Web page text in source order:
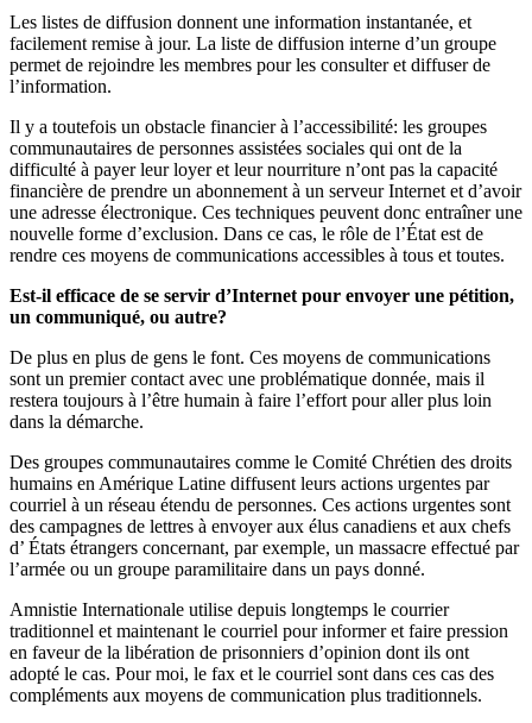
Les listes de diffusion donnent une information instantanée, et
facilement remise à jour. La liste de diffusion interne d’un groupe
permet de rejoindre les membres pour les consulter et diffuser de
l’information.
Il y a toutefois un obstacle financier à l’accessibilité: les groupes
communautaires de personnes assistées sociales qui ont de la
difficulté à payer leur loyer et leur nourriture n’ont pas la capacité
financière de prendre un abonnement à un serveur Internet et d’avoir
une adresse électronique. Ces techniques peuvent donc entraîner une
nouvelle forme d’exclusion. Dans ce cas, le rôle de l’État est de
rendre ces moyens de communications accessibles à tous et toutes.
Est-il efficace de se servir d’Internet pour envoyer une pétition,
un communiqué, ou autre?
De plus en plus de gens le font. Ces moyens de communications
sont un premier contact avec une problématique donnée, mais il
restera toujours à l’être humain à faire l’effort pour aller plus loin
dans la démarche.
Des groupes communautaires comme le Comité Chrétien des droits
humains en Amérique Latine diffusent leurs actions urgentes par
courriel à un réseau étendu de personnes. Ces actions urgentes sont
des campagnes de lettres à envoyer aux élus canadiens et aux chefs
d’ États étrangers concernant, par exemple, un massacre effectué par
l’armée ou un groupe paramilitaire dans un pays donné.
Amnistie Internationale utilise depuis longtemps le courrier
traditionnel et maintenant le courriel pour informer et faire pression
en faveur de la libération de prisonniers d’opinion dont ils ont
adopté le cas. Pour moi, le fax et le courriel sont dans ces cas des
compléments aux moyens de communication plus traditionnels.